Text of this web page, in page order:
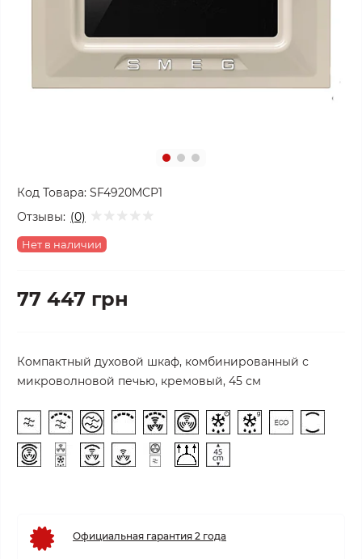
Код Товара: SF4920MCP1
Отзывы: (0)
Нет в наличии
77 447 грн
Компактный духовой шкаф, комбинированный с
микроволновой печью, кремовый, 45 см
Официальная гарантия 2 года